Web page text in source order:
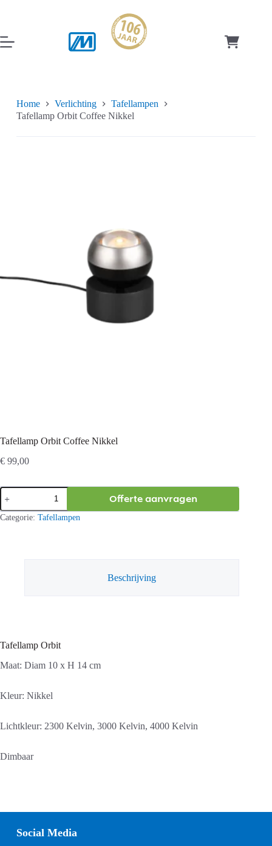
inhoud
Home Verlichting
Tafellampen
Tafellamp Orbit Coffee Nikkel
Tafellamp Orbit Coffee Nikkel
€ 99,00
Tafellamp
Orbit
Coffee
Nikkel
Offerte aanvragen
Categorie: Tafellampen
Beschrijving
Tafellamp Orbit
Maat: Diam 10 x H 14 cm
Kleur: Nikkel
Lichtkleur: 2300 Kelvin, 3000 Kelvin, 4000 Kelvin
Dimbaar
Social Media